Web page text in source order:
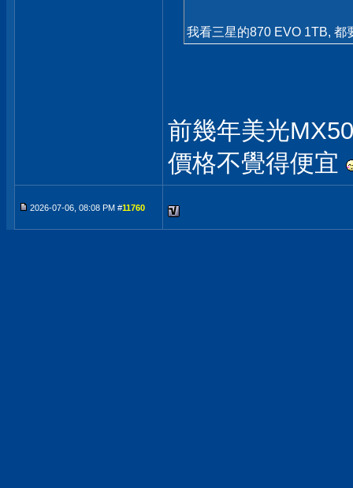
我看三星的870 EVO 1TB,
前幾年美光
價格不覺得便宜
2026-07-06, 08:08 PM #11760